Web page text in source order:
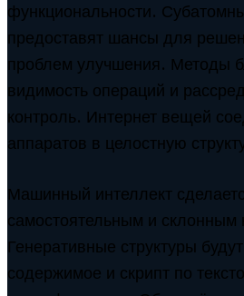
функциональности.
предоставят шансы для
проблем улучшения. Методы
видимость операций и
контроль. Интернет вещей
аппаратов в целостную
Машинный интеллект
самостоятельным и склонным
Генеративные структуры
содержимое и скрипт по